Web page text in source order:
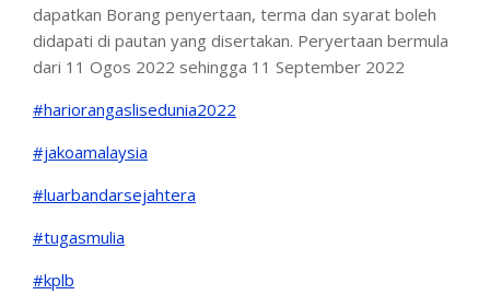
dapatkan Borang penyertaan, terma dan syarat boleh
didapati di pautan yang disertakan. Peryertaan bermula
dari 11 Ogos 2022 sehingga 11 September 2022
#hariorangaslisedunia2022
#jakoamalaysia
#luarbandarsejahtera
#tugasmulia
#kplb